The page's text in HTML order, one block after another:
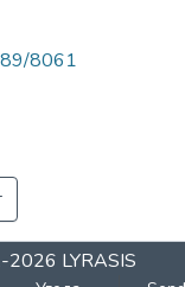
8061
2026 LYRASIS